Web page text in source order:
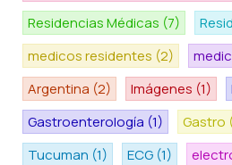
Residencias Médicas (7)
medicos residentes (2)
Argentina (2) Imágenes (1)
Gastroenterología (1) Gastro
Tucuman (1) ECG (1)